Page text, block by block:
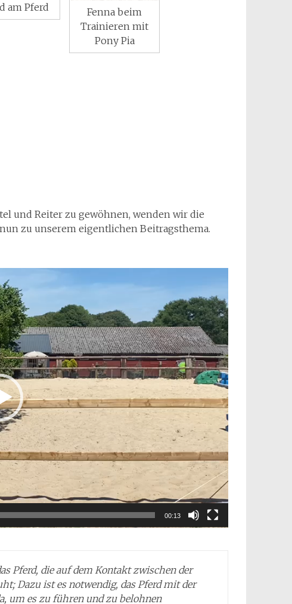
am Pferd
Fenna beim
Trainieren mit
Pony Pia
und Reiter zu gewöhnen, wenden wir die
zu unserem eigentlichen Beitragsthema.
00:13
Pferd, die auf dem Kontakt zwischen der
Dazu ist es notwendig, das Pferd mit der
um es zu führen und zu belohnen